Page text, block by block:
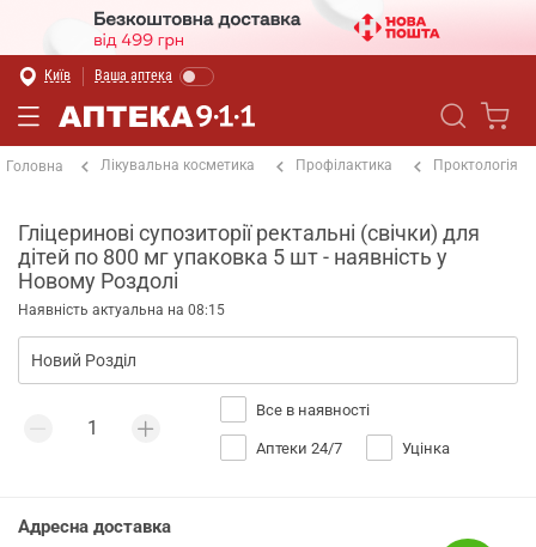
Київ Ваша аптека
Головна Лікувальна косметика Профілактика Проктологія
Гліцеринові супозиторії ректальні (свічки) для
дітей по 800 мг упаковка 5 шт - наявність у
Новому Роздолі
Наявність актуальна на 08:15
Все в наявності
Аптеки 24/7 Уцінка
Адресна доставка